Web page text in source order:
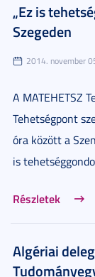
„Ez is
Szegeden
2014. november
A MATEHETSZ
Tehetségpont
óra között a
is
Részletek
Algériai